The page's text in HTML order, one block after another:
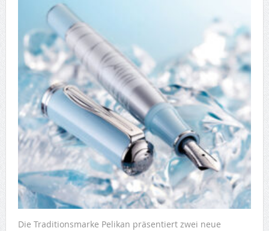
Die Traditionsmarke Pelikan präsentiert zwei neue